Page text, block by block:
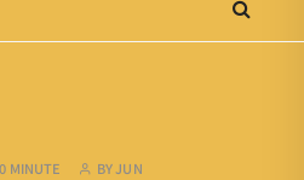
0 MINUTE BYJUN